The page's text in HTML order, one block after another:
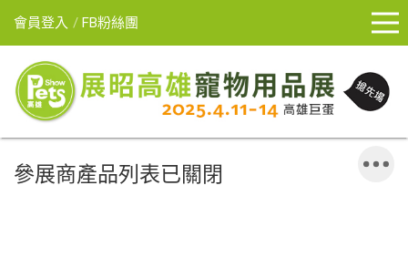
會員登入 FB粉絲團
參展商產品列表已關閉